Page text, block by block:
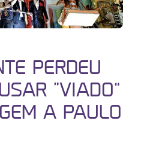
PERDEU
“VIADO”
A PAULO